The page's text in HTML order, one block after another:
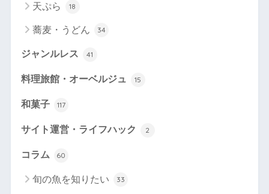
天ぷら 18
蕎麦・うどん 34
ジャンルレス 41
料理旅館・オーベルジュ 15
和菓子 117
サイト運営・ライフハック 2
コラム 60
旬の魚を知りたい 33